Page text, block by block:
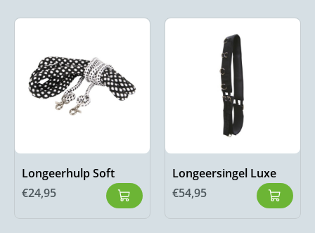
Longeerhulp Soft
€24,95
Longeersingel Luxe
€54,95